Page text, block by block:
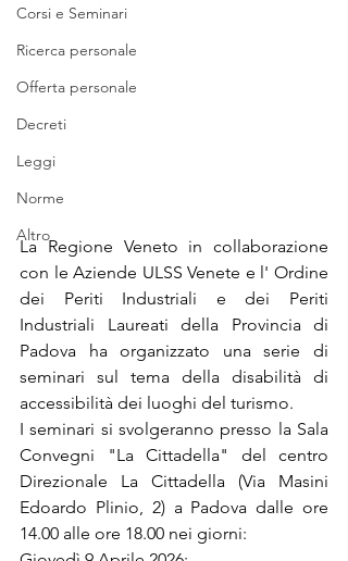
Corsi e Seminari
Ricerca personale
Offerta personale
Decreti
Leggi
Norme
Altro
La Regione Veneto in collaborazione
con le Aziende ULSS Venete e l' Ordine
dei Periti Industriali e dei Periti
Industriali Laureati della Provincia di
Padova ha organizzato una serie di
seminari sul tema della disabilità di
accessibilità dei luoghi del turismo.
I seminari si svolgeranno presso la Sala
Convegni "La Cittadella" del centro
Direzionale La Cittadella (Via Masini
Edoardo Plinio, 2) a Padova dalle ore
14.00 alle ore 18.00 nei giorni: